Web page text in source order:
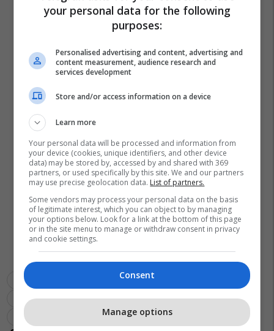
Barcelona Gerard Deulofeu
Inter
Chelsea Charly Musonda
Serie A
Premier League
your personal data for the following
purposes:
Personalised advertising and content, advertising and
content measurement, audience research and
services development
Store and/or access information on a device
Learn more
Your personal data will be processed and information from
your device (cookies, unique identifiers, and other device
data) may be stored by, accessed by and shared with 369
partners, or used specifically by this site. We and our partners
may use precise geolocation data. List of partners.
Some vendors may process your personal data on the basis
of legitimate interest, which you can object to by managing
your options below. Look for a link at the bottom of this page
or in the site menu to manage or withdraw consent in privacy
and cookie settings.
Consent
Manage options